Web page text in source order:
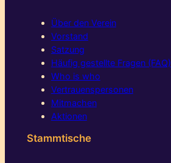
Über den Verein
Vorstand
Satzung
Häufig gestellte Fragen (FAQ)
Who is who
Vertrauenspersonen
Mitmachen
Aktionen
Stammtische